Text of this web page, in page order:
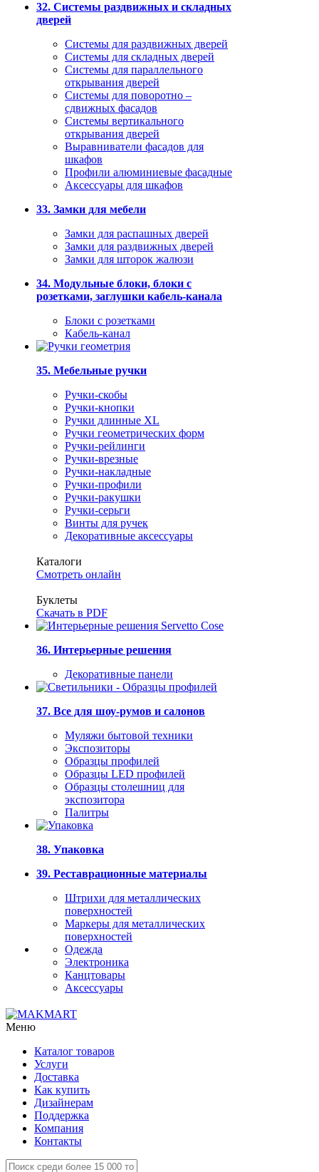
32. Системы раздвижных и складных
дверей
Системы для раздвижных дверей
Системы для складных дверей
Системы для параллельного
открывания дверей
Системы для поворотно –
сдвижных фасадов
Системы вертикального
открывания дверей
Выравниватели фасадов для
шкафов
Профили алюминиевые фасадные
Аксессуары для шкафов
33. Замки для мебели
Замки для распашных дверей
Замки для раздвижных дверей
Замки для шторок жалюзи
34. Модульные блоки, блоки с
розетками, заглушки кабель-канала
Блоки с розетками
Кабель-канал
35. Мебельные ручки
Ручки-скобы
Ручки-кнопки
Ручки длинные XL
Ручки геометрических форм
Ручки-рейлинги
Ручки-врезные
Ручки-накладные
Ручки-профили
Ручки-ракушки
Ручки-серьги
Винты для ручек
Декоративные аксессуары
Каталоги
Смотреть онлайн
Буклеты
Скачать в PDF
36. Интерьерные решения
Декоративные панели
37. Все для шоу-румов и салонов
Муляжи бытовой техники
Экспозиторы
Образцы профилей
Образцы LED профилей
Образцы столешниц для
экспозитора
Палитры
38. Упаковка
39. Реставрационные материалы
Штрихи для металлических
поверхностей
Маркеры для металлических
поверхностей
Одежда
Электроника
Канцтовары
Аксессуары
Меню
Каталог товаров
Услуги
Доставка
Как купить
Дизайнерам
Поддержка
Компания
Контакты